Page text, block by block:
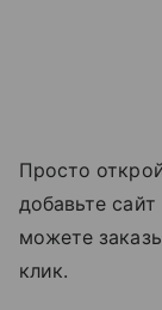
Просто
добавьте
можете
клик.